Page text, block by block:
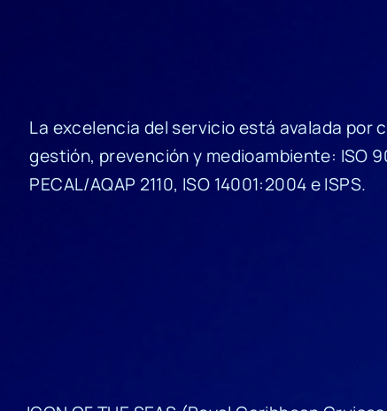
La excelencia del servicio está avalada
gestión, prevención y medioambiente: ISO
PECAL/AQAP 2110, ISO 14001:2004 e ISPS.